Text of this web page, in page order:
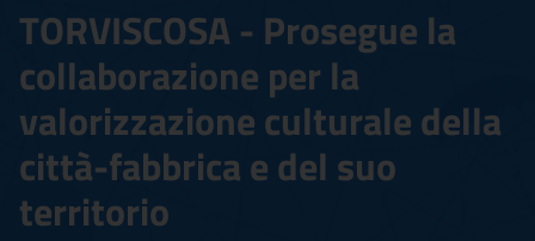
TORVISCOSA - Prosegue la
collaborazione per la
valorizzazione culturale della
città-fabbrica e del suo
territorio